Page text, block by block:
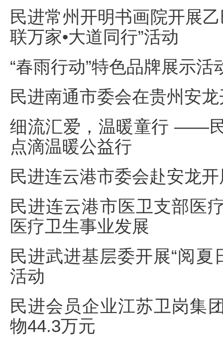
民进常州开明书画院开展
联万家•大道同行”活动
“春雨行动”特色品牌展示
民进南通市委会在贵州安
细流汇爱，温暖童行 ——
点滴温暖公益行
民进连云港市委会赴安龙
民进连云港市医卫支部医
医疗卫生事业发展
民进武进基层委开展“阅夏
活动
民进会员企业江苏卫岗集
物44.3万元